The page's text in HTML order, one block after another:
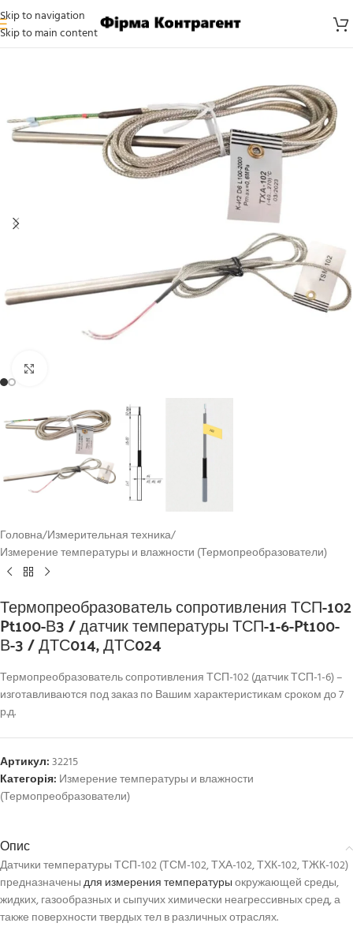
Skip to navigation
Skip to main content
Головна/Измерительная техника/
Измерение температуры и влажности (Термопреобразователи)
Термопреобразователь сопротивления ТСП-102
Pt100-В3 / датчик температуры ТСП-1-6-Pt100-
В-3 / ДТС014, ДТС024
Термопреобразователь сопротивления ТСП-102 (датчик ТСП-1-6) –
изготавливаются под заказ по Вашим характеристикам сроком до 7
р.д.
Артикул:32215
Категорія: Измерение температуры и влажности
(Термопреобразователи)
Опис
Датчики температуры ТСП-102 (ТСМ-102, ТХА-102, ТХК-102, ТЖК-102)
предназначеныдля измерения температурыокружающей среды,
жидких, газообразных и сыпучих химически неагрессивных сред, а
также поверхности твердых тел в различных отраслях.